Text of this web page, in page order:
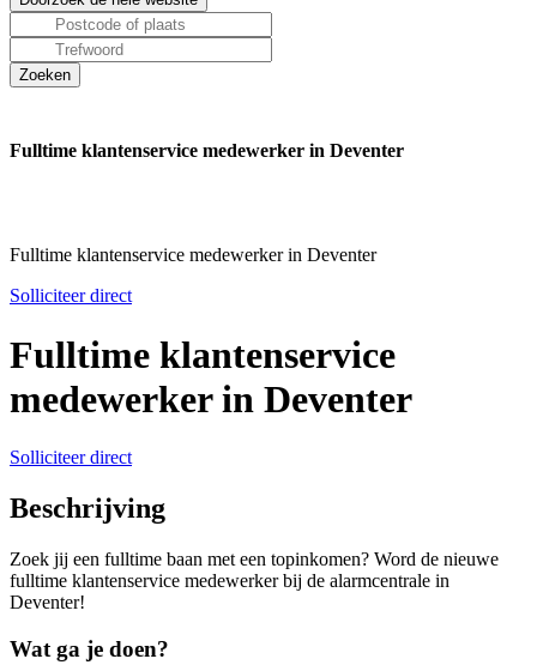
Fulltime klantenservice medewerker in Deventer
Fulltime klantenservice medewerker in Deventer
Solliciteer direct
Fulltime klantenservice
medewerker in Deventer
Solliciteer direct
Beschrijving
Zoek jij een fulltime baan met een topinkomen? Word de nieuwe
fulltime klantenservice medewerker bij de alarmcentrale in
Deventer!
Wat ga je doen?